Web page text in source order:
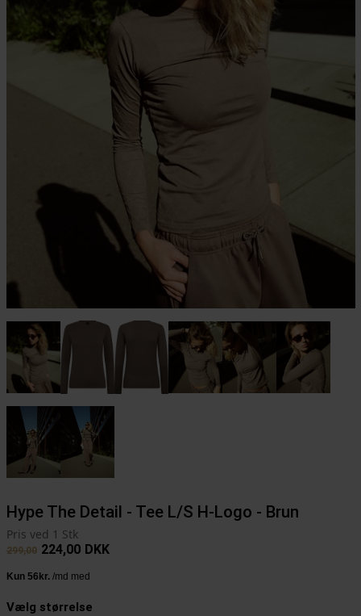
Hype The Detail - Tee L/S H-Logo - Brun
Pris ved 1 Stk
299,00 224,00 DKK
Vælg størrelse